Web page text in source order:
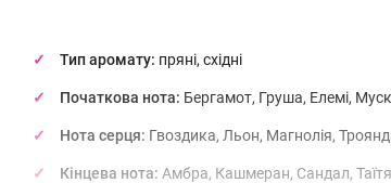
Тип аромату: пряні, східні
Початкова нота: Бергамот, Груша, Елемі,
Нота серця: Гвоздика, Льон, Магнолія,
Кінцева нота: Амбра, Кашмеран, Сандал,